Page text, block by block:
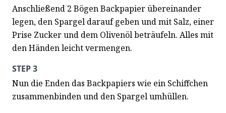
Anschließend 2 Bögen Backpapier übereinander
legen, den Spargel darauf geben und mit Salz, einer
Prise Zucker und dem Olivenöl beträufeln. Alles mit
den Händen leicht vermengen.
STEP 3
Nun die Enden das Backpapiers wie ein Schiffchen
zusammenbinden und den Spargel umhüllen.